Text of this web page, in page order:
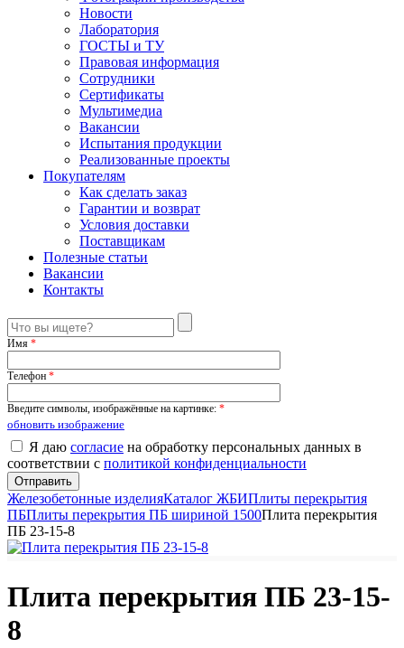
Новости
Лаборатория
ГОСТЫ и ТУ
Правовая информация
Сотрудники
Сертификаты
Мультимедиа
Вакансии
Испытания продукции
Реализованные проекты
Покупателям
Как сделать заказ
Гарантии и возврат
Условия доставки
Поставщикам
Полезные статьи
Вакансии
Контакты
Имя *
Телефон *
Введите символы, изображённые на картинке: *
обновить изображение
Я даю согласие на обработку персональных данных в
соответствии с политикой конфиденциальности
Железобетонные изделияКаталог ЖБИПлиты перекрытия
ПБПлиты перекрытия ПБ шириной 1500Плита перекрытия
ПБ 23-15-8
Плита перекрытия ПБ 23-15-
8